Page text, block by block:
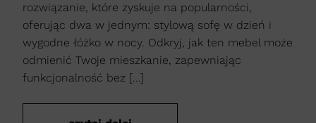
rozwiązanie, które zyskuje na popularności,
oferując dwa w jednym: stylową sofę w dzień i
wygodne łóżko w nocy. Odkryj, jak ten mebel może
odmienić Twoje mieszkanie, zapewniając
funkcjonalność bez […]